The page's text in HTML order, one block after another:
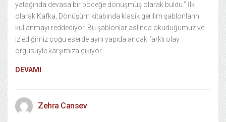
yatağında devasa bir böceğe dönüşmüş olarak buldu.” İlk
olarak Kafka, Dönüşüm kitabında klasik gerilim şablonlarını
kullanmayı reddediyor. Bu şablonlar aslında okuduğumuz ve
izlediğimiz çoğu eserde aynı yapıda ancak farklı olay
örgüsüyle karşımıza çıkıyor.
DEVAMI
Zehra Cansev